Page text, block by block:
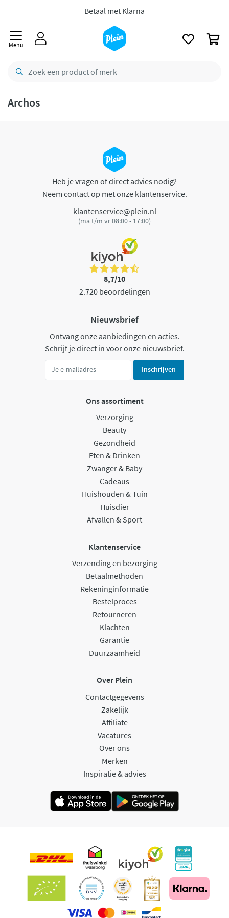
Betaal met Klarna
Menu
Archos
Heb je vragen of direct advies nodig?
Neem contact op met onze klantenservice.
klantenservice@plein.nl
(ma t/m vr 08:00 - 17:00)
8,7/10
2.720 beoordelingen
Nieuwsbrief
Ontvang onze aanbiedingen en acties.
Schrijf je direct in voor onze nieuwsbrief.
Inschrijven
Ons assortiment
Verzorging
Beauty
Gezondheid
Eten & Drinken
Zwanger & Baby
Cadeaus
Huishouden & Tuin
Huisdier
Afvallen & Sport
Klantenservice
Verzending en bezorging
Betaalmethoden
Rekeninginformatie
Bestelproces
Retourneren
Klachten
Garantie
Duurzaamheid
Over Plein
Contactgegevens
Zakelijk
Affiliate
Vacatures
Over ons
Merken
Inspiratie & advies